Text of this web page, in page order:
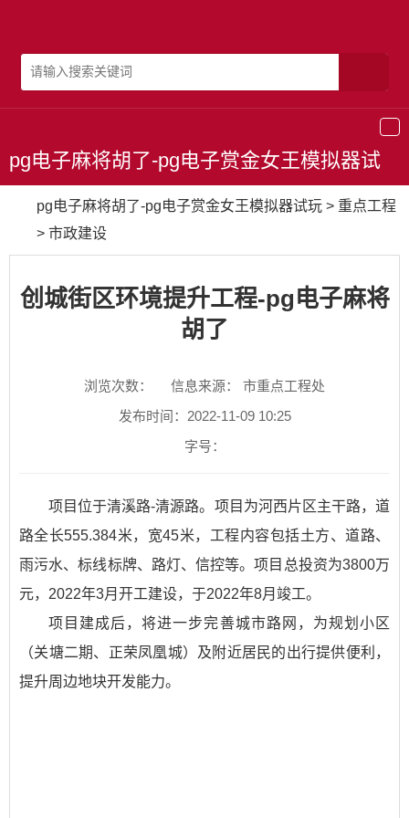
导
pg电子麻将胡了-pg电子赏金女王模拟器试
pg电子麻将胡了-pg电子赏金女王模拟器试玩 > 重点工程
> 市政建设
创城街区环境提升工程-pg电子麻将
胡了
浏览次数：
信息来源： 市重点工程处
发布时间：2022-11-09 10:25
字号：
项目位于清溪路-清源路。项目为河西片区主干路，道
路全长555.384米，宽45米，工程内容包括土方、道路、
雨污水、标线标牌、路灯、信控等。项目总投资为3800万
元，2022年3月开工建设，于2022年8月竣工。
项目建成后，将进一步完善城市路网，为规划小区
（关塘二期、正荣凤凰城）及附近居民的出行提供便利，
提升周边地块开发能力。